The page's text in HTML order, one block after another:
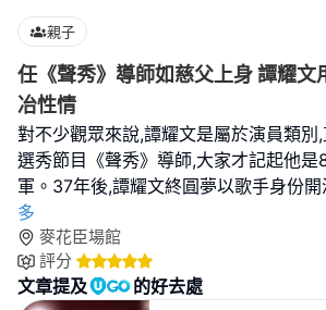
親子
任《聲秀》導師如慈父上身 譚耀文
冶性情
對不少觀眾來說,譚耀文是屬於演員類別
選秀節目《聲秀》導師,大家才記起他
軍。37年後,譚耀文終圓夢以歌手身份
多
麥花臣場館
評分
文章提及 的好去處